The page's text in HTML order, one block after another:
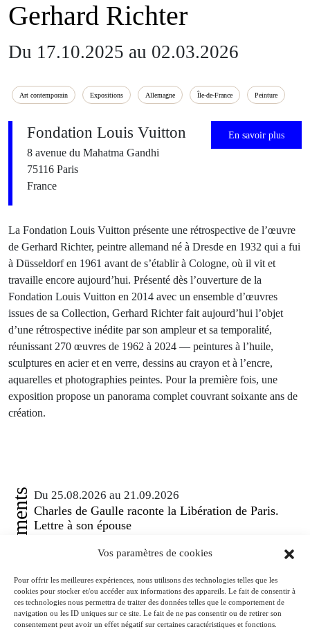
Vos paramètres de cookies
Pour offrir les meilleures expériences, nous utilisons des technologies telles que les
cookies pour stocker et/ou accéder aux informations des appareils. Le fait de consentir à
ces technologies nous permettra de traiter des données telles que le comportement de
navigation ou les ID uniques sur ce site. Le fait de ne pas consentir ou de retirer son
consentement peut avoir un effet négatif sur certaines caractéristiques et fonctions.
Gerhard Richter
Du 17.10.2025 au 02.03.2026
Art contemporain Expositions Allemagne Île-de-France Peinture
Fondation Louis Vuitton
8 avenue du Mahatma Gandhi
75116 Paris
France
En savoir plus
La Fondation Louis Vuitton présente une rétrospective de l’œuvre
de Gerhard Richter, peintre allemand né à Dresde en 1932 qui a fui
à Düsseldorf en 1961 avant de s’établir à Cologne, où il vit et
travaille encore aujourd’hui. Présenté dès l’ouverture de la
Fondation Louis Vuitton en 2014 avec un ensemble d’œuvres
issues de sa Collection, Gerhard Richter fait aujourd’hui l’objet
d’une rétrospective inédite par son ampleur et sa temporalité,
réunissant 270 œuvres de 1962 à 2024 — peintures à l’huile,
sculptures en acier et en verre, dessins au crayon et à l’encre,
aquarelles et photographies peintes. Pour la première fois, une
exposition propose un panorama complet couvrant soixante ans de
création.
Événements Du 25.08.2026 au 21.09.2026
Charles de Gaulle raconte la Libération de Paris.
Lettre à son épouse
Musée de la Libération de Paris – musée du général Leclerc – musée
À l’occasion de l’anniversaire de la Libération de Paris, le musée de la
Libération de Paris – musée du général Leclerc – musée Jean Moulin
expose la lettre du 27 août 1944 de Charles de Gaulle à son épouse
Yvonne, lui narrant les événements de la Libération de Paris.